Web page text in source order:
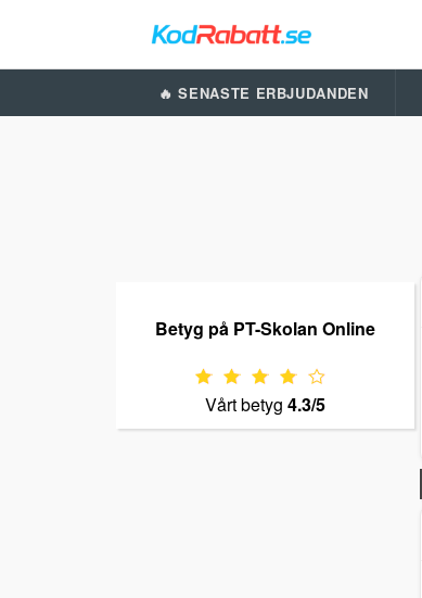
🔥 SENASTE ERBJUDANDEN
Betyg på PT-Skolan Online
Vårt betyg 4.3/5